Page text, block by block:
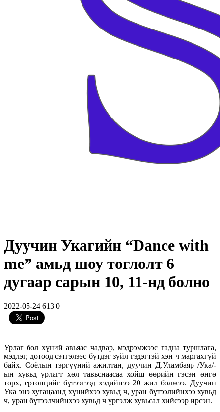
Дуучин Укагийн “Dance with
me” амьд шоу тоглолт 6
дугаар сарын 10, 11-нд болно
2022-05-24 613 0
Урлаг бол хүний авьяас чадвар, мэдрэмжээс гадна туршлага,
мэдлэг, дотоод сэтгэлээс бүтдэг зүйл гэдэгтэй хэн ч маргахгүй
байх. Соёлын тэргүүний ажилтан, дуучин Д.Уламбаяр /Ука/-
ын хувьд урлагт хөл тавьснаасаа хойш өөрийн гэсэн өнгө
төрх, ертөнцийг бүтээгээд хэдийнээ 20 жил болжээ. Дуучин
Ука энэ хугацаанд хүнийхээ хувьд ч, уран бүтээлийнхээ хувьд
ч, уран бүтээлчийнхээ хувьд ч үргэлж хувьсал хийсээр ирсэн.